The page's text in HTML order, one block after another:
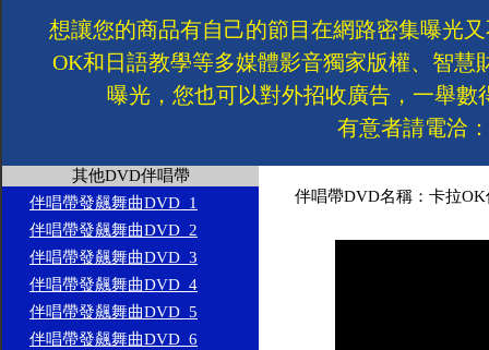
想讓您的商品有自己的節目在網路密集曝光
OK和日語教學等多媒體影音獨家版權、智
曝光，您也可以對外招收廣告，一舉
有意者請電洽
其他DVD伴唱帶
伴唱帶發飆舞曲DVD_1
伴唱帶發飆舞曲DVD_2
伴唱帶發飆舞曲DVD_3
伴唱帶發飆舞曲DVD_4
伴唱帶發飆舞曲DVD_5
伴唱帶發飆舞曲DVD_6
伴唱帶DVD名稱：卡拉